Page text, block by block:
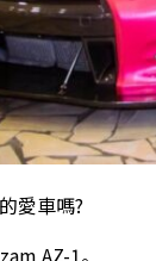
愛車嗎?
AZ-1。